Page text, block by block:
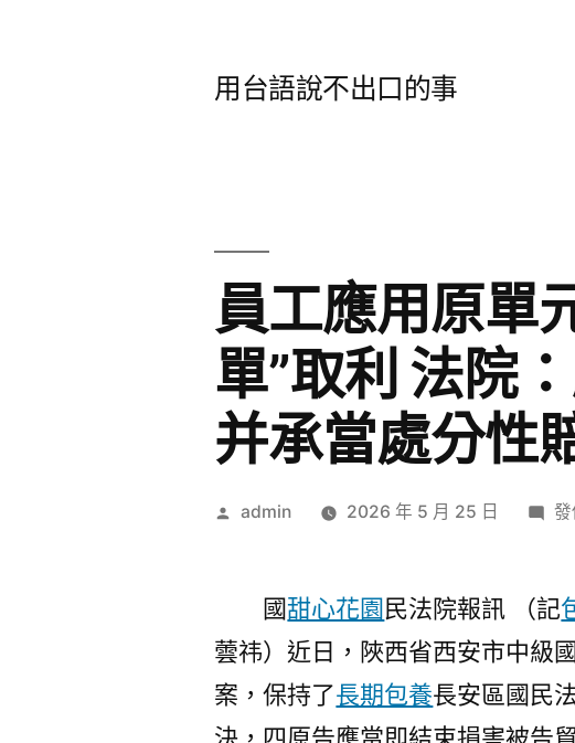
用台語說不出口的事
員工應用原單
單”取利 法院
并承當處分性
作
admin 2026 年 5 月 25 日
在
應
原
單
元
發
國甜心花園民法院報訊 （記
蕓祎）近日，陜西省西安市中級
案，保持了長期包養長安區國民